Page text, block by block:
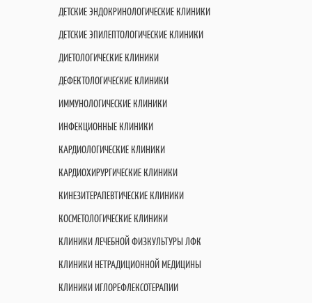
ДЕТСКИЕ ЭНДОКРИНОЛОГИЧЕСКИЕ КЛИНИКИ
ДЕТСКИЕ ЭПИЛЕПТОЛОГИЧЕСКИЕ КЛИНИКИ
ДИЕТОЛОГИЧЕСКИЕ КЛИНИКИ
ДЕФЕКТОЛОГИЧЕСКИЕ КЛИНИКИ
ИММУНОЛОГИЧЕСКИЕ КЛИНИКИ
ИНФЕКЦИОННЫЕ КЛИНИКИ
КАРДИОЛОГИЧЕСКИЕ КЛИНИКИ
КАРДИОХИРУРГИЧЕСКИЕ КЛИНИКИ
КИНЕЗИТЕРАПЕВТИЧЕСКИЕ КЛИНИКИ
КОСМЕТОЛОГИЧЕСКИЕ КЛИНИКИ
КЛИНИКИ ЛЕЧЕБНОЙ ФИЗКУЛЬТУРЫ ЛФК
КЛИНИКИ НЕТРАДИЦИОННОЙ МЕДИЦИНЫ
КЛИНИКИ ИГЛОРЕФЛЕКСОТЕРАПИИ